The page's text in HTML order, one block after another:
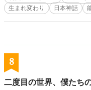
んなサイトを渡り
ームを販売
うところで
生まれ変わり
日本神話
8
二度目の世界、僕たち